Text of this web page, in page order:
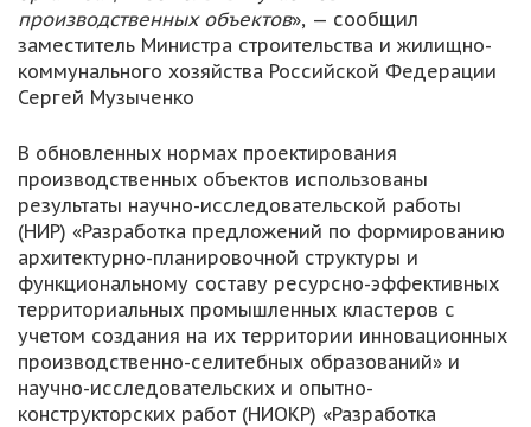
производственных объектов», — сообщил
заместитель Министра строительства и жилищно-
коммунального хозяйства Российской Федерации
Сергей Музыченко
В обновленных нормах проектирования
производственных объектов использованы
результаты научно-исследовательской работы
(НИР) «Разработка предложений по формированию
архитектурно-планировочной структуры и
функциональному составу ресурсно-эффективных
территориальных промышленных кластеров с
учетом создания на их территории инновационных
производственно-селитебных образований» и
научно-исследовательских и опытно-
конструкторских работ (НИОКР) «Разработка